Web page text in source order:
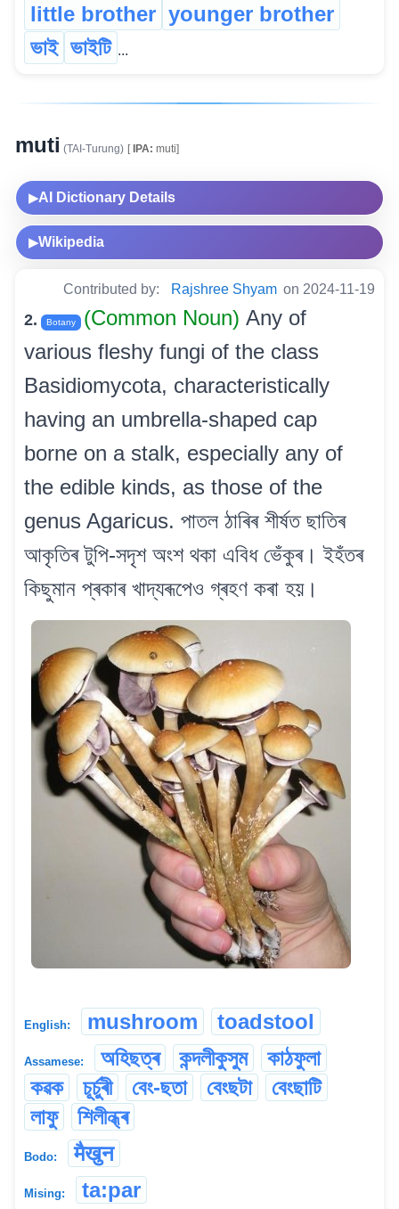
little brother younger brother
ভাই ভাইটি ...
muti (TAI-Turung) [IPA: muti]
▶AI Dictionary Details
▶Wikipedia
Contributed by: Rajshree Shyam on 2024-11-19
2. Botany (Common Noun) Any of
various fleshy fungi of the class
Basidiomycota, characteristically
having an umbrella-shaped cap
borne on a stalk, especially any of
the edible kinds, as those of the
genus Agaricus. পাতল ঠাৰিৰ শীৰ্ষত ছাতিৰ
আকৃতিৰ টুপি-সদৃশ অংশ থকা এবিধ ভেঁকুৰ। ইহঁতৰ
কিছুমান প্ৰকাৰ খাদ্যৰূপেও গ্ৰহণ কৰা হয়।
English: mushroom toadstool
Assamese: অহিছত্ৰ কন্দলীকুসুম
কাঠফুলা
কৱক
চূৰ্চুৰী বেং-ছতা বেংছটা
বেংছাটি
লাফু
শিলীন্ধ্ৰ
Bodo: मैखुन
Mising: ta:par